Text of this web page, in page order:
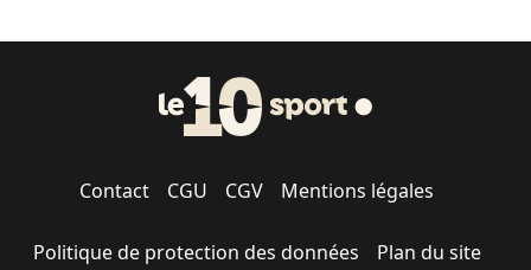
Contact CGU CGV Mentions légales
Politique de protection des données Plan du site